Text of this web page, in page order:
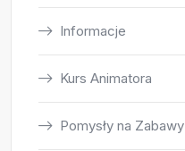
Informacje
Kurs Animatora
Pomysły na Zabawy